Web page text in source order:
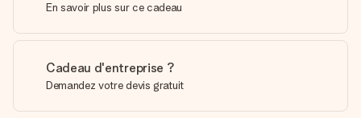
En savoir plus sur ce cadeau
Cadeau d'entreprise ?
Demandez votre devis gratuit